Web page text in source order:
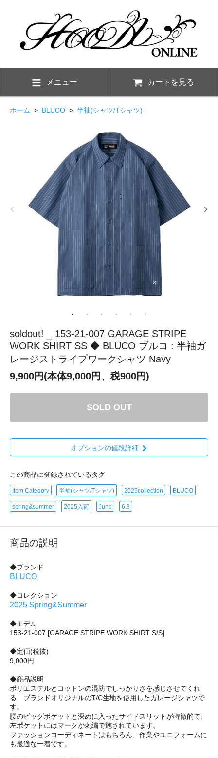
メニュー カートを見る
ホーム > BLUCO > 半袖(シャツ/Tシャツ)
soldout! _ 153-21-007 GARAGE STRIPE
WORK SHIRT SS ◆ BLUCO ブルコ : 半袖ガ
レージストライプワークシャツ Navy
9,900円(本体9,000円、税900円)
SOLD OUT
オプションの値段詳細
この商品に登録されているタグ
Item Category 半袖(シャツ/Tシャツ) 2025collection BLUCO
spring&summer 2025入荷 June 6.3
商品の説明
◆ブランド
BLUCO
◆コレクション
2025 Spring&Summer
◆モデル
153-21-007 [GARAGE STRIPE WORK SHIRT S/S]
◆定価(税抜)
9,000円
◆商品説明
ポリエステルとコットンの混紡でしっかりさを感じさせてくれ
る、ブランドオリジナルのT/C生地を使用したガレージシャツで
す。
腰のビッグポケットと深めに入ったサイドスリットが特徴的で、
左ポケットにはマークが刺繍で施されています。
ファッションコーディネートはもちろん、作業やユニフォームに
も最適な一着です。